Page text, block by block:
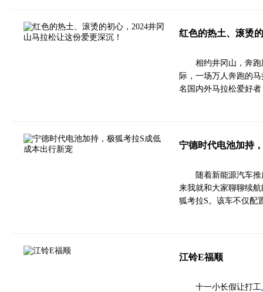
红色的热土、滚烫
相约井冈山，奔
际，一场万人奔跑的
名国内外马拉松爱好
宁德时代电池加持
随着新能源汽车
来我就和大家聊聊续
狐考拉S。该车不仅
江铃E福顺
十一小长假让打